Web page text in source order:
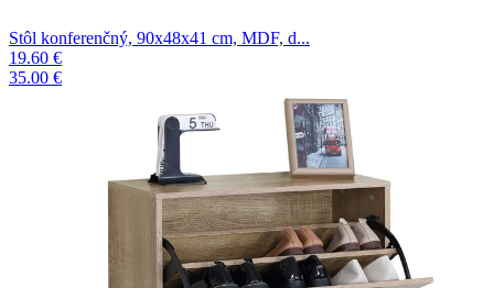
Stôl konferenčný, 90x48x41 cm, MDF, d...
19.60 €
35.00 €